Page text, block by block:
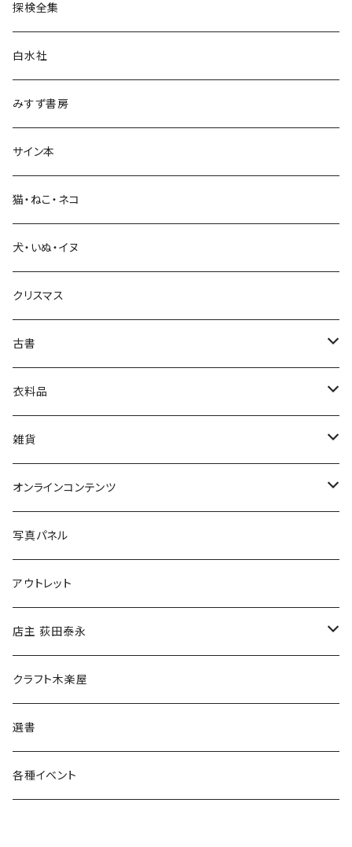
言語・ことば
生活・暮らし
芸術・絵画・写真
絵本・児童書
娯楽・エンターテインメント
探検全集
白水社
みすず書房
サイン本
猫・ねこ・ネコ
犬・いぬ・イヌ
クリスマス
古書
古書セット
美術
衣料品
POLEWARDS
Tシャツ
雑貨
バッグ
ブックカバー
マグカップ
傘
食料品
その他
オンラインコンテンツ
冒険クロストーク
写真パネル
アウトレット
店主 荻田泰永
書籍
ウェア
クラフト木楽屋
選書
各種イベント